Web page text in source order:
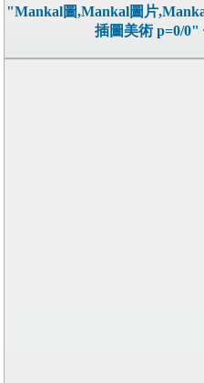
"Mankal圖,Mankal圖片
插圖美術 p=0/0"